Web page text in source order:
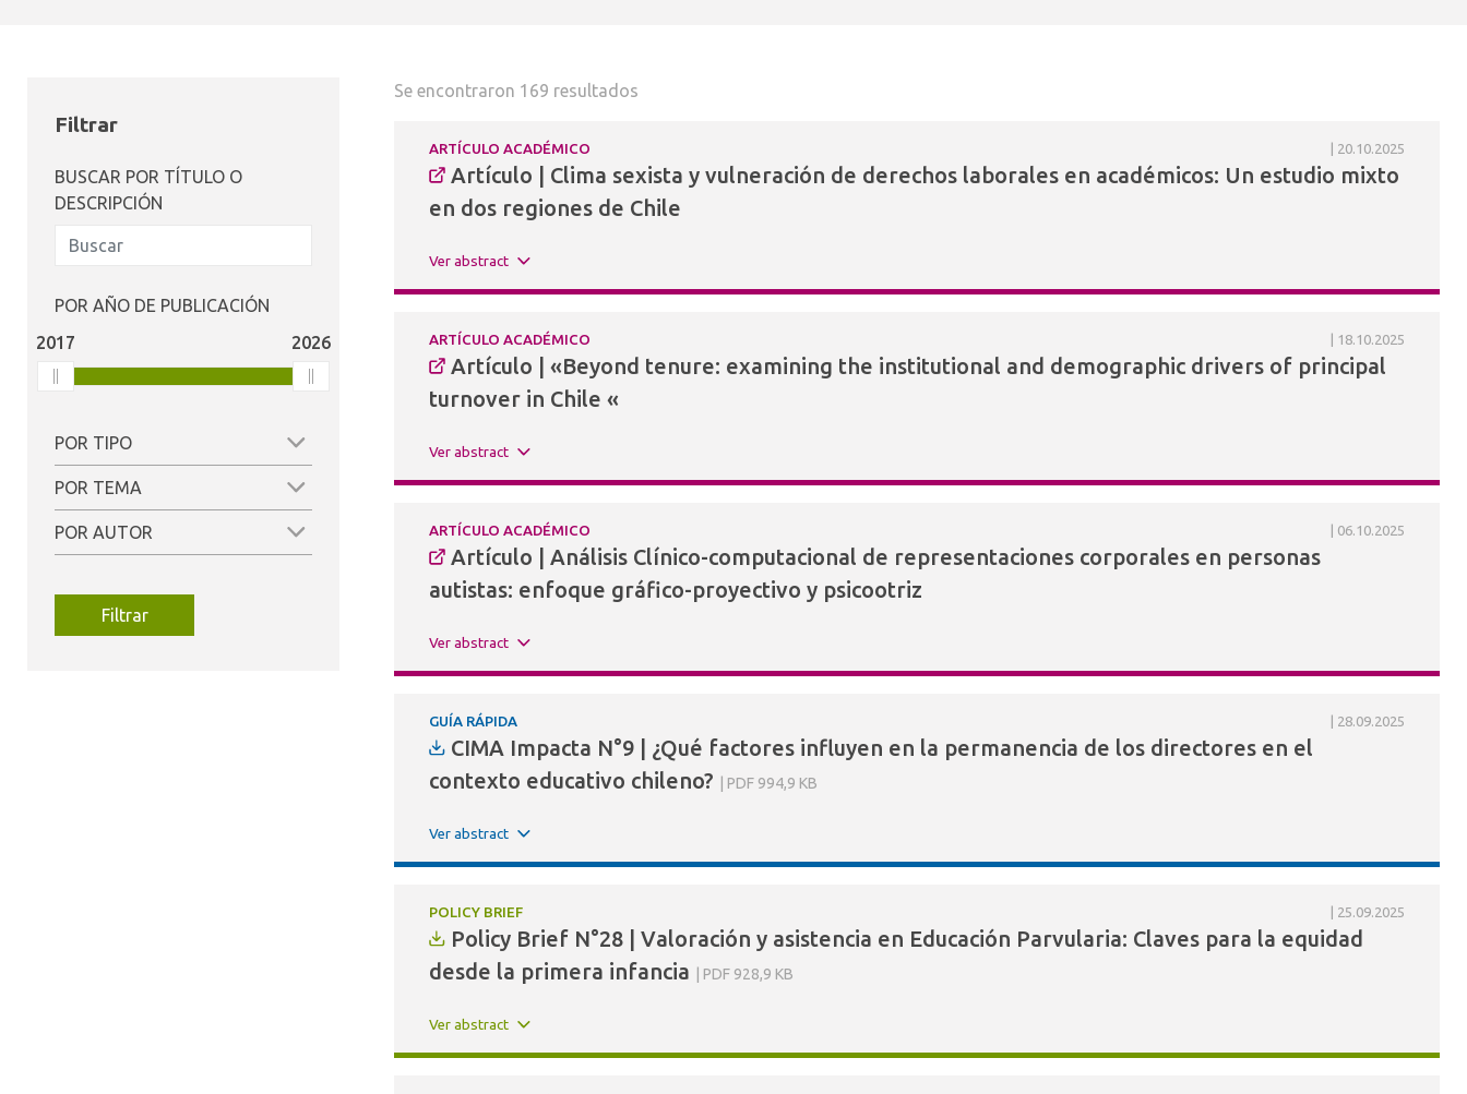
Filtrar
BUSCAR POR TÍTULO O
DESCRIPCIÓN
POR AÑO DE PUBLICACIÓN
2017
2026
POR TIPO
(38)
(14)
POR TEMA
(23)
(22)
(21)
POR AUTOR
Filtrar
Se encontraron 169 resultados
ARTÍCULO ACADÉMICO 20.10.2025
Artículo | Clima sexista y vulneración de derechos laborales en académicos: Un estudio mixto
en dos regiones de Chile
Ver abstract
ARTÍCULO ACADÉMICO 18.10.2025
Artículo | «Beyond tenure: examining the institutional and demographic drivers of principal
turnover in Chile «
Ver abstract
ARTÍCULO ACADÉMICO 06.10.2025
Artículo | Análisis Clínico-computacional de representaciones corporales en personas
autistas: enfoque gráfico-proyectivo y psicootriz
Ver abstract
GUÍA RÁPIDA 28.09.2025
CIMA Impacta N°9 | ¿Qué factores influyen en la permanencia de los directores en el
contexto educativo chileno?
PDF 994,9 KB
Ver abstract
POLICY BRIEF 25.09.2025
Policy Brief N°28 | Valoración y asistencia en Educación Parvularia: Claves para la equidad
desde la primera infancia
PDF 928,9 KB
Ver abstract